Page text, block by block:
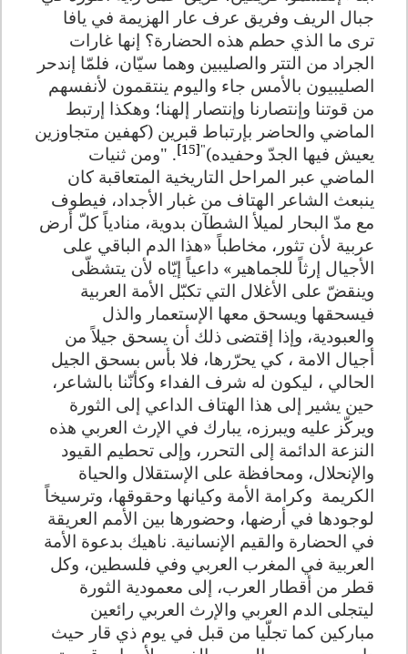
جبال الريف وفريق عرف عار الهزيمة في يافا
ترى ما الذي حطم هذه الحضارة؟ إنها غارات
الجراد من التتر والصليبين وهما سيّان، فلمّا إندحر
الصليبيون بالأمس جاء واليوم ينتقمون لأنفسهم
من قوتنا وإنتصارنا وإنتصار إلهنا؛ وهكذا إرتبط
الماضي والحاضر بإرتباط قبرين (كهفين متجاوزين
يعيش فيها الجدّ وحفيده)"
[15]
. "ومن ثنيات
الماضي عبر المراحل التاريخية المتعاقبة كان
ينبعث الشاعر الهتاف من غبار الأجداد، فيطوف
مع مدّ البحار لميلأ الشطآن بدوية، منادياً كلّ أرض
عربية لأن تثور، مخاطباً «هذا الدم الباقي على
الأجيال إرثاً للجماهير» داعياً إيّاه لأن يتشظّى
وينقضّ على الأغلال التي تكبّل الأمة العربية
فيسحقها ويسحق معها الإستعمار والذل
والعبودية، وإذا إقتضى ذلك أن يسحق جيلاً من
أجيال الامة ، كي يحرّرها، فلا بأس بسحق الجيل
الحالي ، ليكون له شرف الفداء وكأنّنا بالشاعر،
حين يشير إلى هذا الهتاف الداعي إلى الثورة
ويركّز عليه ويبرزه، يبارك في الإرث العربي هذه
النزعة الدائمة إلى التحرر، وإلى تحطيم القيود
والإنحلال، ومحافظة على الإستقلال والحياة
الكريمة وكرامة الأمة وكيانها وحقوقها، وترسيخاً
لوجودها في أرضها، وحضورها بين الأمم العريقة
في الحضارة والقيم الإنسانية. ناهيك بدعوة الأمة
العربية في المغرب العربي وفي فلسطين، وكل
قطر من أقطار العرب، إلى معمودية الثورة
ليتجلى الدم العربي والإرث العربي رائعين
مباركين كما تجلّيا من قبل في يوم ذي قار حيث